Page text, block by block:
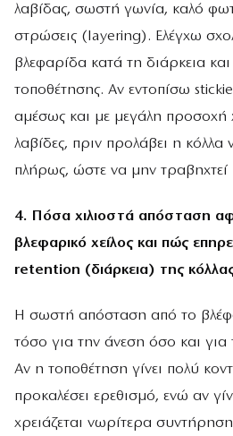
λαβίδας, σωστή γωνία, καλό
στρώσεις (layering). Ελέγχω
βλεφαρίδα κατά τη διάρκεια και
τοποθέτησης. Αν εντοπίσω
αμέσως και με μεγάλη προσοχή
λαβίδες, πριν προλάβει η κόλλα
πλήρως, ώστε να μην τραβηχτεί
4. Πόσα χιλιοστά απόσταση
βλεφαρικό χείλος και πώς
retention (διάρκεια) της
Η σωστή απόσταση από το
τόσο για την άνεση όσο και για
Αν η τοποθέτηση γίνει πολύ
προκαλέσει ερεθισμό, ενώ αν
χρειάζεται νωρίτερα